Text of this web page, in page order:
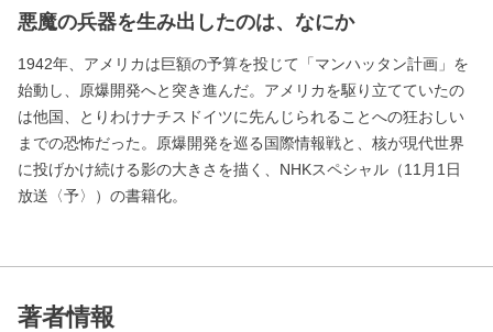
悪魔の兵器を生み出したのは、なにか
1942年、アメリカは巨額の予算を投じて「マンハッタン計画」を
始動し、原爆開発へと突き進んだ。アメリカを駆り立てていたの
は他国、とりわけナチスドイツに先んじられることへの狂おしい
までの恐怖だった。原爆開発を巡る国際情報戦と、核が現代世界
に投げかけ続ける影の大きさを描く、NHKスペシャル（11月1日
放送〈予〉）の書籍化。
著者情報